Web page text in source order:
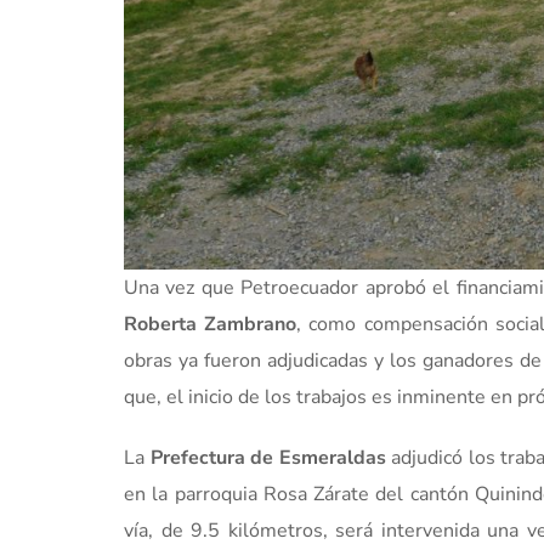
Una vez que Petroecuador aprobó el
Roberta Zambrano, como compensación
obras ya fueron adjudicadas y los ganadores
que, el inicio de los trabajos es inminente en
La Prefectura de Esmeraldasadjudicó los
en la parroquia Rosa Zárate del cantón
vía, de 9.5 kilómetros, será intervenida una